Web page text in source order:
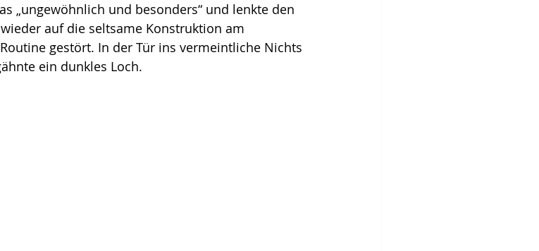
„ungewöhnlich und besonders“ und lenkte den
auf die seltsame Konstruktion am
gestört. In der Tür ins vermeintliche Nichts
ein dunkles Loch.